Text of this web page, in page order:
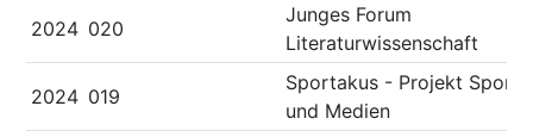
2024 020
Junges Forum
Literaturwissenschaft
2024 019
Sportakus - Projekt Sport
und Medien